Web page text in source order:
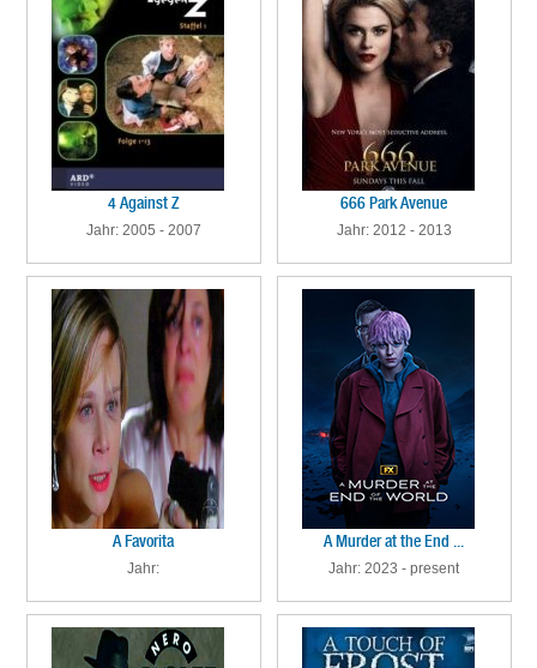
4 Against Z
Jahr: 2005 - 2007
666 Park Avenue
Jahr: 2012 - 2013
A Favorita
Jahr:
A Murder at the End ...
Jahr: 2023 - present